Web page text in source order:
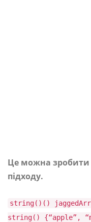
Це можна зробити
підходу.
string()()
string() {“apple”,